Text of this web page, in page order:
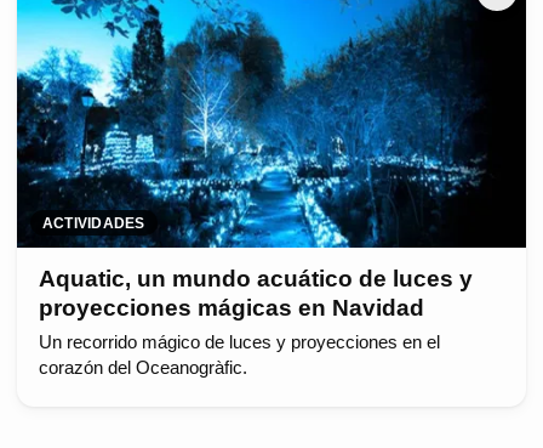
ACTIVIDADES
Aquatic, un mundo acuático de luces y
proyecciones mágicas en Navidad
Un recorrido mágico de luces y proyecciones en el
corazón del Oceanogràfic.